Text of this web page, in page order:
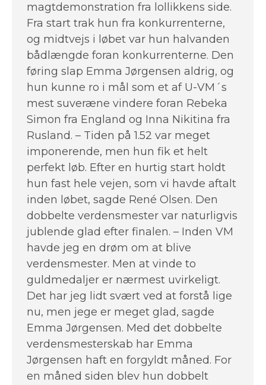
magtdemonstration fra lollikkens side.
Fra start trak hun fra konkurrenterne,
og midtvejs i løbet var hun halvanden
bådlængde foran konkurrenterne. Den
føring slap Emma Jørgensen aldrig, og
hun kunne ro i mål som et af U-VM´s
mest suveræne vindere foran Rebeka
Simon fra England og Inna Nikitina fra
Rusland. – Tiden på 1.52 var meget
imponerende, men hun fik et helt
perfekt løb. Efter en hurtig start holdt
hun fast hele vejen, som vi havde aftalt
inden løbet, sagde René Olsen. Den
dobbelte verdensmester var naturligvis
jublende glad efter finalen. – Inden VM
havde jeg en drøm om at blive
verdensmester. Men at vinde to
guldmedaljer er nærmest uvirkeligt.
Det har jeg lidt svært ved at forstå lige
nu, men jege er meget glad, sagde
Emma Jørgensen. Med det dobbelte
verdensmesterskab har Emma
Jørgensen haft en forgyldt måned. For
en måned siden blev hun dobbelt